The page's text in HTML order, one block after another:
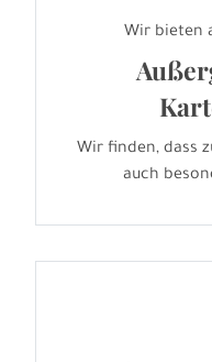
Wir bieten
Wir finden, dass
auch